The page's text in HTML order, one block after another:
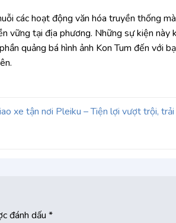
các hoạt động văn hóa truyền thống
vững tại địa phương. Những sự kiện này
quảng bá hình ảnh Kon Tum đến với
xe tận nơi Pleiku – Tiện lợi vượt trội,
đánh dấu *